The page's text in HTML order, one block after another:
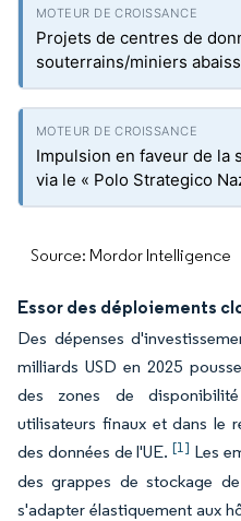
Projets de centres de
souterrains/miniers
Impulsion en faveur de la
via le « Polo Strategico
Source: Mordor Intelligence
Essor des déploiements
Des dépenses
milliards USD en 2025
des zones de
utilisateurs finaux et dans le
des données de l'UE. [1] Les
des grappes de stockage
s'adapter élastiquement aux